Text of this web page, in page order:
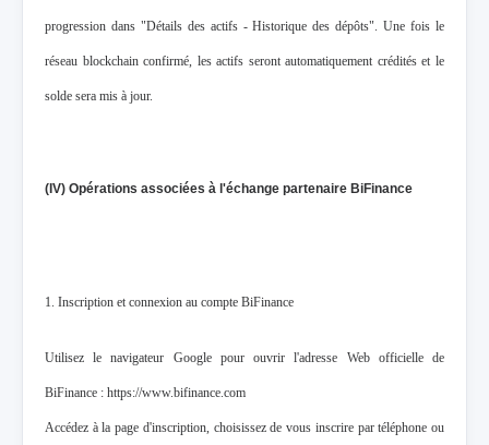
progression dans "Détails des actifs - Historique des dépôts". Une fois le
réseau blockchain confirmé, les actifs seront automatiquement crédités et le
solde sera mis à jour.
(IV) Opérations associées à l'échange partenaire BiFinance
1. Inscription et connexion au compte BiFinance
Utilisez le navigateur Google pour ouvrir l'adresse Web officielle de
BiFinance : https://www.bifinance.com
Accédez à la page d'inscription, choisissez de vous inscrire par téléphone ou